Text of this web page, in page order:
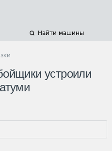
Найти машины
устроили